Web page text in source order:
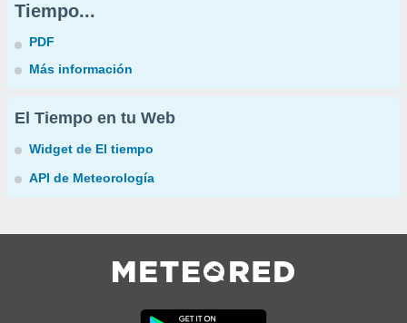
Tiempo...
PDF
Más información
El Tiempo en tu Web
Widget de El tiempo
API de Meteorología